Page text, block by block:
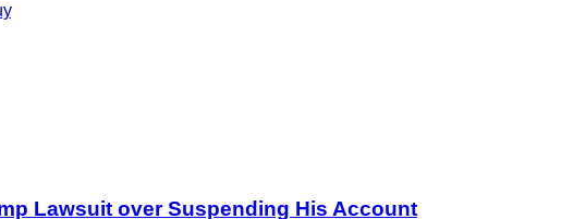
Lawsuit over Suspending His Account